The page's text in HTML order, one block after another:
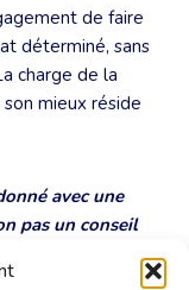
de faire
déterminé, sans
charge de la
mieux réside
avec une
pas un conseil